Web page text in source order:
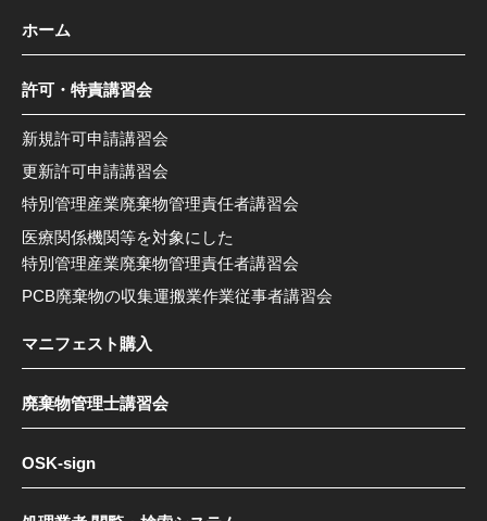
ホーム
許可・特責講習会
新規許可申請講習会
更新許可申請講習会
特別管理産業廃棄物管理責任者講習会
医療関係機関等を対象にした
特別管理産業廃棄物管理責任者講習会
PCB廃棄物の収集運搬業作業従事者講習会
マニフェスト購入
廃棄物管理士講習会
OSK-sign